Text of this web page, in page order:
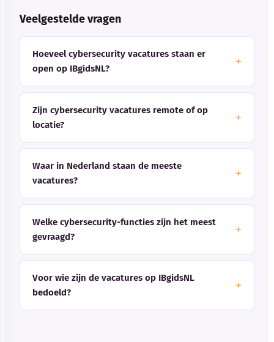
Veelgestelde vragen
Hoeveel cybersecurity vacatures staan er
open op IBgidsNL?
Zijn cybersecurity vacatures remote of op
locatie?
Waar in Nederland staan de meeste
vacatures?
Welke cybersecurity-functies zijn het meest
gevraagd?
Voor wie zijn de vacatures op IBgidsNL
bedoeld?